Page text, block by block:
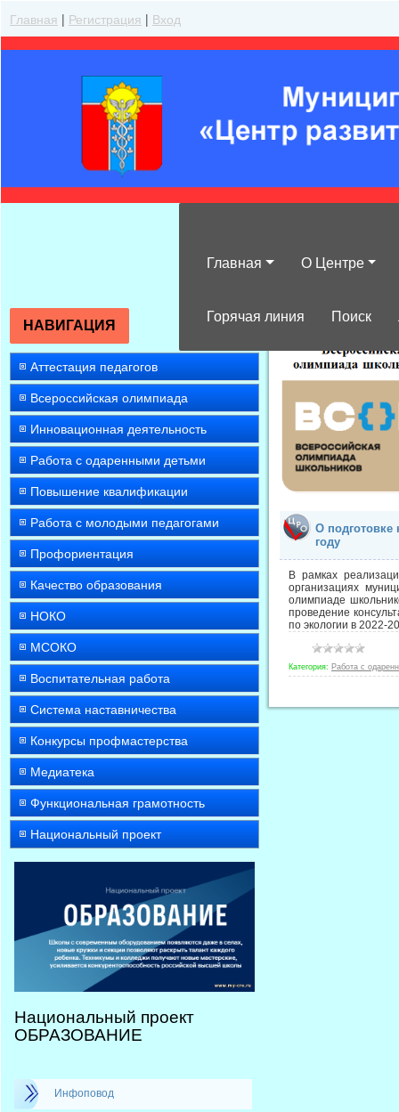
Главная | Регистрация | Вход
Главная О Центре
Горячая линия Поиск
НАВИГАЦИЯ
Аттестация педагогов
Всероссийская олимпиада
Инновационная деятельность
Работа с одаренными детьми
Повышение квалификации
Работа с молодыми педагогами
Профориентация
Качество образования
НОКО
МСОКО
Воспитательная работа
Система наставничества
Конкурсы профмастерства
Медиатека
Функциональная грамотность
Национальный проект
Национальный проект
ОБРАЗОВАНИЕ
Инфоповод
О подготовке
году
В рамках
организациях
олимпиаде
проведение
по экологии в 2022-
Категория: Работа с